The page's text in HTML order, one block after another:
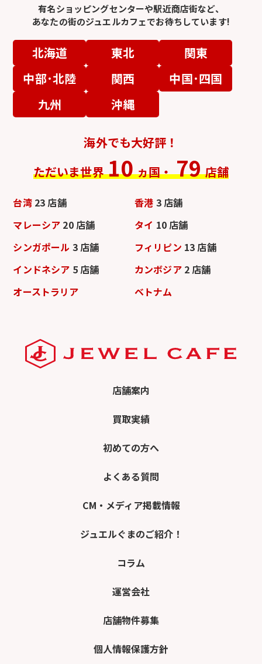
有名ショッピングセンターや駅近商店街など、
あなたの街のジュエルカフェでお待ちしています!
北海道 東北
関東
中部･北陸
関西
中国･四国
九州
沖縄
海外でも大好評！
ただいま世界 10 ヵ国・ 79 店舗
台湾 23 店舗 香港 3 店舗
マレーシア 20 店舗 タイ 10 店舗
シンガポール 3 店舗 フィリピン 13 店舗
インドネシア 5 店舗 カンボジア 2 店舗
オーストラリア
ベトナム
店舗案内
買取実績
初めての方へ
よくある質問
CM・メディア掲載情報
ジュエルぐまのご紹介！
コラム
運営会社
店舗物件募集
個人情報保護方針